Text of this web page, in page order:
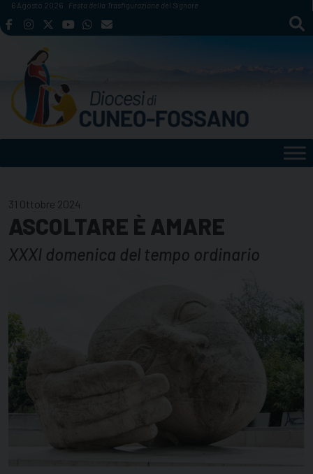
Skip
to
6 Agosto 2026 Festa della Trasfigurazione del Signore
31 Ottobre 2024
ASCOLTARE È AMARE
XXXI domenica del tempo ordinario